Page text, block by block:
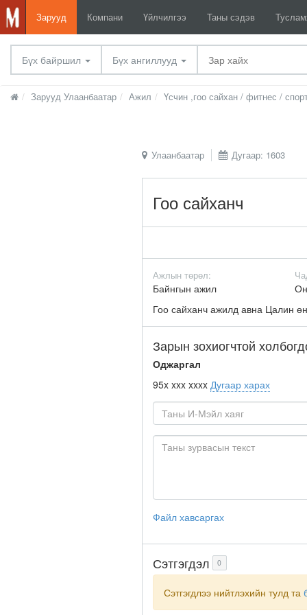
Зарууд Компани Үйлчилгээ Таны сэдэв
Бүх байршил Бүх ангиллууд
Зарууд Улаанбаатар Ажил Үсчин ,гоо сайхан / фитнес /
Улаанбаатар Дугаар: 1603
Гоо сайханч
Ажлын төрөл:
Байнгын ажил
Гоо сайханч ажилд авна Цалин
Зарын зохиогчтой
Оджаргал
95x xxx xxxx Дугаар харах
Файл хавсаргах
Сэтгэгдэл 0
Сэтгэгдлээ нийтлэхийн тулд та